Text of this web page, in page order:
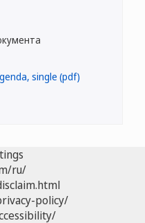
ru/
policy/